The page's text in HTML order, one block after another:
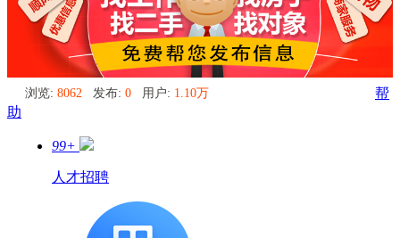
浏览: 8062 发布: 0 用户: 1.10万
帮
助
99+
人才招聘